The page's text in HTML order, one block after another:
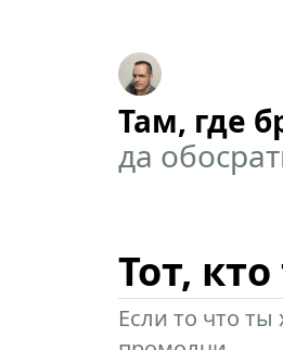
Там, где
да
Тот,
Если то что